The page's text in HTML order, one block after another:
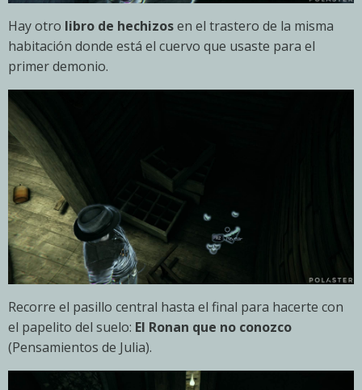
Hay otro libro de hechizosen el trastero de la misma
habitación donde está el cuervo que usaste para el
primer demonio.
Recorre el pasillo central hasta el final para hacerte con
el papelito del suelo: El Ronan que no conozco
(Pensamientos de Julia).